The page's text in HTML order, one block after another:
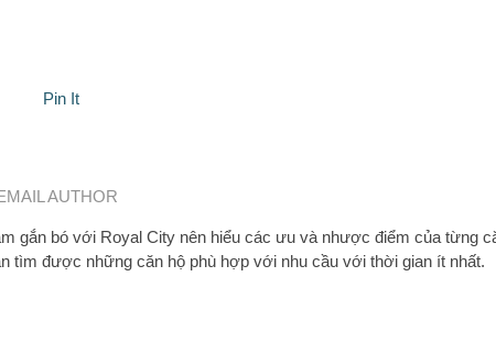
Pin It
AUTHOR
gắn bó với Royal City nên hiểu các ưu và nhược điểm của từng
tìm được những căn hộ phù hợp với nhu cầu với thời gian ít nhất.